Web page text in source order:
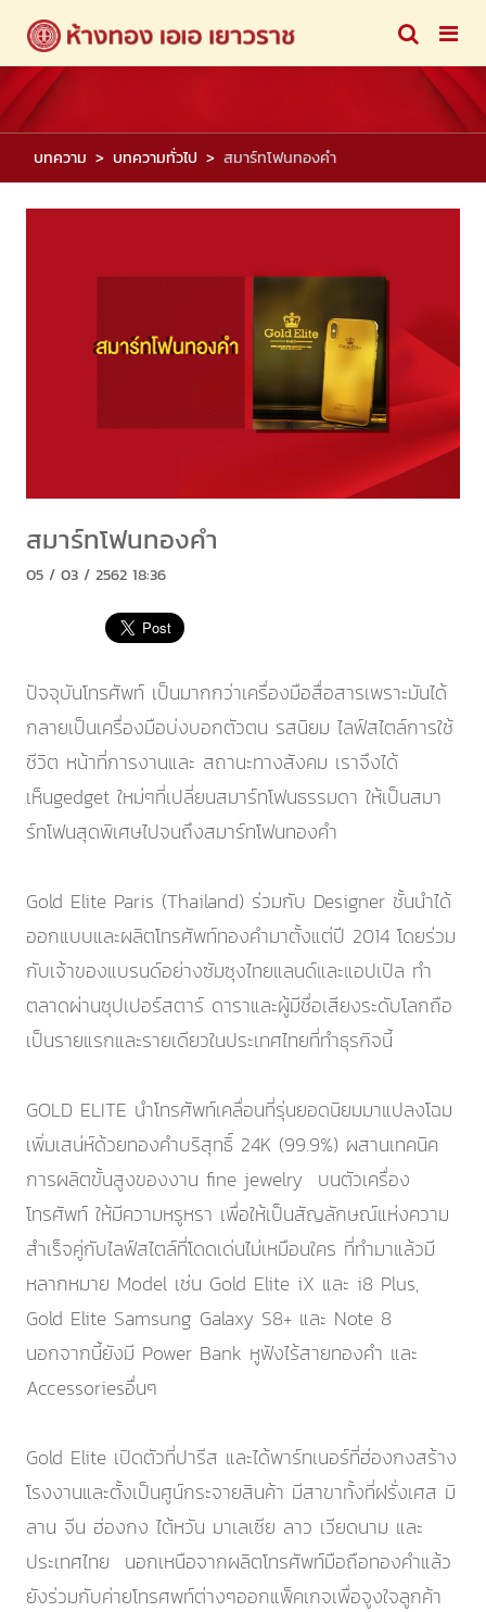
บทความ บทความทั่วไป สมาร์ทโฟนทองคำ
สมาร์ทโฟนทองคำ
05 / 03 / 2562 18:36
ปัจจุบันโทรศัพท์ เป็นมากกว่าเครื่องมือสื่อสารเพราะมันได้
กลายเป็นเครื่องมือบ่งบอกตัวตน รสนิยม ไลฟ์สไตล์การใช้
ชีวิต หน้าที่การงานและ สถานะทางสังคม เราจึงได้
เห็นgedget ใหม่ๆที่เปลี่ยนสมาร์ทโฟนธรรมดา ให้เป็นสมา
ร์ทโฟนสุดพิเศษไปจนถึงสมาร์ทโฟนทองคำ
Gold Elite Paris (Thailand) ร่วมกับ Designer ชั้นนำได้
ออกแบบและผลิตโทรศัพท์ทองคำมาตั้งแต่ปี 2014 โดยร่วม
กับเจ้าของแบรนด์อย่างซัมซุงไทยแลนด์และแอปเปิล ทำ
ตลาดผ่านซุปเปอร์สตาร์ ดาราและผู้มีชื่อเสียงระดับโลกถือ
เป็นรายแรกและรายเดียวในประเทศไทยที่ทำธุรกิจนี้
GOLD ELITE นำโทรศัพท์เคลื่อนที่รุ่นยอดนิยมมาแปลงโฉม
เพิ่มเสน่ห์ด้วยทองคำบริสุทธิ์ 24K (99.9%) ผสานเทคนิค
การผลิตขั้นสูงของงาน fine jewelry บนตัวเครื่อง
โทรศัพท์ ให้มีความหรูหรา เพื่อให้เป็นสัญลักษณ์แห่งความ
สำเร็จคู่กับไลฟ์สไตล์ที่โดดเด่นไม่เหมือนใคร ที่ทำมาแล้วมี
หลากหมาย Model เช่น Gold Elite iX และ i8 Plus,
Gold Elite Samsung Galaxy S8+ และ Note 8
นอกจากนี้ยังมี Power Bank หูฟังไร้สายทองคำ และ
Accessoriesอื่นๆ
Gold Elite เปิดตัวที่ปารีส และได้พาร์ทเนอร์ที่ฮ่องกงสร้าง
โรงงานและตั้งเป็นศูน์กระจายสินค้า มีสาขาทั้งที่ฝรั่งเศส มิ
ลาน จีน ฮ่องกง ไต้หวัน มาเลเซีย ลาว เวียดนาม และ
ประเทศไทย นอกเหนือจากผลิตโทรศัพท์มือถือทองคำแล้ว
ยังร่วมกับค่ายโทรศพท์ต่างๆออกแพ็คเกจเพื่อจูงใจลูกค้า